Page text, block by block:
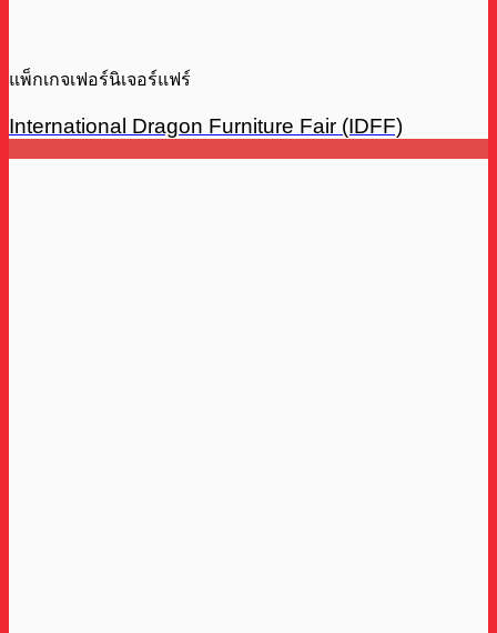
แพ็กเกจเฟอร์นิเจอร์แฟร์
International Dragon Furniture Fair (IDFF)